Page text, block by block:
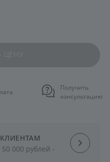
Получить
консультацию
000 рублей -